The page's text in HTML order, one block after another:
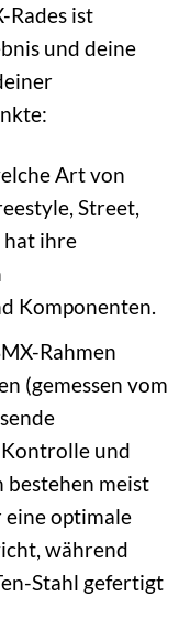
Rades ist
und deine
Art von
Street,
hat ihre
Komponenten.
Rahmen
(gemessen vom
und
meist
optimale
während
Stahl gefertigt